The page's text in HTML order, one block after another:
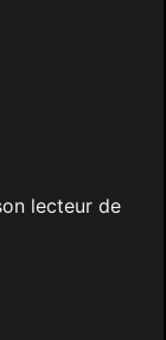
lecteur de